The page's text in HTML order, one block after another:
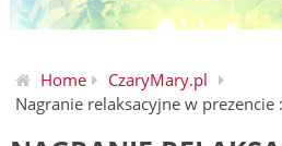
Home
CzaryMary.pl
Nagranie relaksacyjne w prezencie